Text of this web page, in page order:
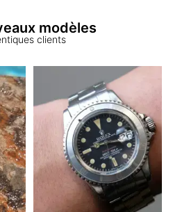
modèles
clients